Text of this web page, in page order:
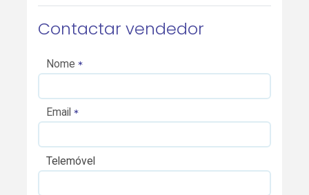
Contactar vendedor
Nome
Email
Telemóvel